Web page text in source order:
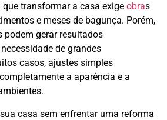
transformar a casa exige obras
e meses de bagunça. Porém,
podem gerar resultados
de grandes
casos, ajustes simples
a aparência e a
casa sem enfrentar uma reforma